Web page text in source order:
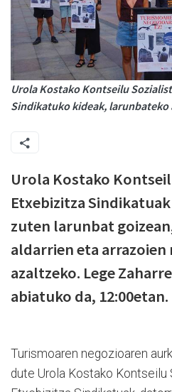
Urola Kostako Kontseilu
Sindikatuko kideak,
Urola Kostako
Etxebizitza
zuten larunbat
aldarrien eta
azaltzeko. Lege
abiatuko da, 12:00etan.
Turismoaren negozioaren
dute Urola Kostako Kontseilu